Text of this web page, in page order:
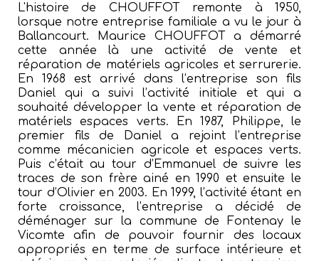
L'histoire de CHOUFFOT remonte à 1950,
lorsque notre entreprise familiale a vu le jour à
Ballancourt. Maurice CHOUFFOT a démarré
cette année là une activité de vente et
réparation de matériels agricoles et serrurerie.
En 1968 est arrivé dans l’entreprise son fils
Daniel qui a suivi l’activité initiale et qui a
souhaité développer la vente et réparation de
matériels espaces verts. En 1987, Philippe, le
premier fils de Daniel a rejoint l’entreprise
comme mécanicien agricole et espaces verts.
Puis c’était au tour d’Emmanuel de suivre les
traces de son frère ainé en 1990 et ensuite le
tour d’Olivier en 2003. En 1999, l’activité étant en
forte croissance, l’entreprise a décidé de
déménager sur la commune de Fontenay le
Vicomte afin de pouvoir fournir des locaux
appropriés en terme de surface intérieure et